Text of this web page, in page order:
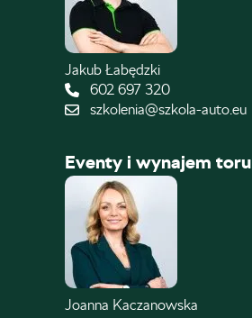
Jakub Łabędzki
602 697 320
szkolenia@szkola-auto.eu
Eventy i wynajem toru
Joanna Kaczanowska